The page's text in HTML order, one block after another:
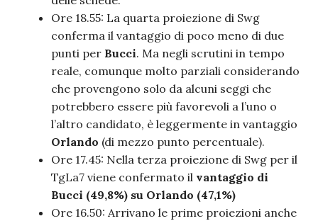
Ore 18.55: La quarta proiezione di Swg
conferma il vantaggio di poco meno di due
punti per Bucci. Ma negli scrutini in tempo
reale, comunque molto parziali considerando
che provengono solo da alcuni seggi che
potrebbero essere più favorevoli a l’uno o
l’altro candidato, è leggermente in vantaggio
Orlando (di mezzo punto percentuale).
Ore 17.45: Nella terza proiezione di Swg per il
TgLa7 viene confermato il vantaggio di
Bucci (49,8%) su Orlando (47,1%)
Ore 16.50: Arrivano le prime proiezioni anche